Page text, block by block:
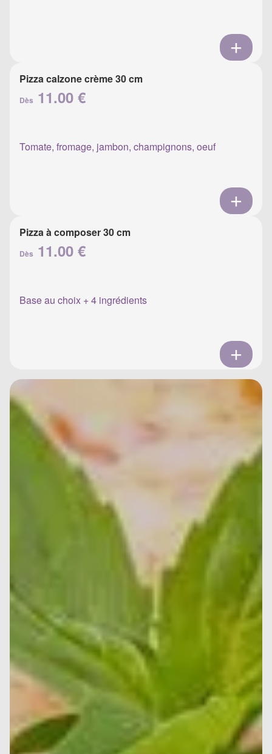
Pizza calzone crème 30 cm
Dès 11.00 €
Tomate, fromage, jambon, champignons, oeuf
Pizza à composer 30 cm
Dès 11.00 €
Base au choix + 4 ingrédients